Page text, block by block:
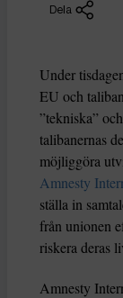
Dela
Under
EU och
”tekniska”
talibanernas
möjliggöra
Amnesty
ställa in
från unionen
riskera deras
Amnesty